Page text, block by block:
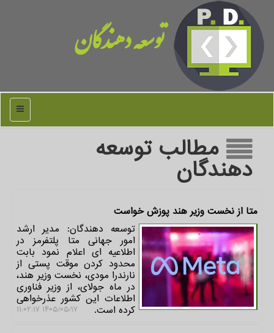
توسعه دهندگان
منو
مطالب توسعه
دهندگان
متا از نخست وزیر هند پوزش خواست
توسعه دهندگان: مدیر ارشد
امور جهانی متا پلتفرمز در
اطلاعیه ای اعلام نمود بابت
محدود کردن موقت پستی از
نارندرا مودی، نخست وزیر هند،
در ماه جولای، از وزیر فناوری
اطلاعات این کشور عذرخواهی
کرده است. ۱۴۰۵/۰۵/۱۷ ۱۱:۰۲:۱۷